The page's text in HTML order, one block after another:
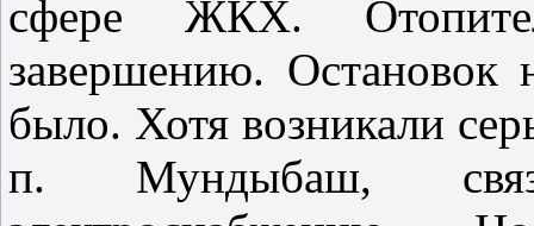
сфере ЖКХ.
завершению. Остановок
было. Хотя возникали
п. Мундыбаш,